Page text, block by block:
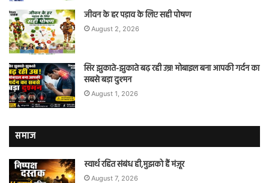
जीवन के हर पड़ाव के लिए सही पोषण
August 2, 2026
सिर झुकाते-झुकाते बढ़ रही उम्र! मोबाइल बना आपकी गर्दन का
सबसे बड़ा दुश्मन
August 1, 2026
समाज
स्वार्थ रहित संबंध ही,मुझको हैं मंज़ूर
August 7, 2026